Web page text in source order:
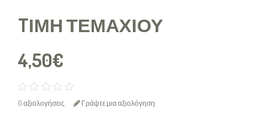
TΙΜΉ ΤΕΜΑΧΊΟΥ
4,50€
0 αξιολογήσεις Γράψτε μια αξιολόγηση